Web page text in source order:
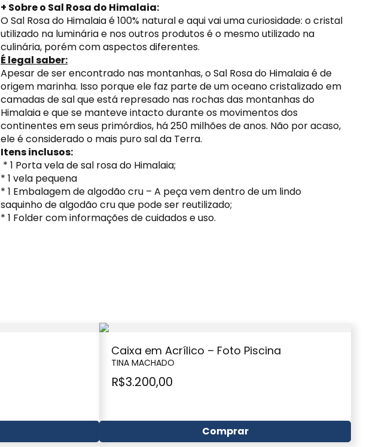
+ Sobre o Sal Rosa do Himalaia:
O Sal Rosa do Himalaia é 100% natural e aqui vai uma curiosidade: o cristal
utilizado na luminária e nos outros produtos é o mesmo utilizado na
culinária, porém com aspectos diferentes.
É legal saber:
Apesar de ser encontrado nas montanhas, o Sal Rosa do Himalaia é de
origem marinha. Isso porque ele faz parte de um oceano cristalizado em
camadas de sal que está represado nas rochas das montanhas do
Himalaia e que se manteve intacto durante os movimentos dos
continentes em seus primórdios, há 250 milhões de anos. Não por acaso,
ele é considerado o mais puro sal da Terra.
Itens inclusos:
* 1 Porta vela de sal rosa do Himalaia;
* 1 vela pequena
* 1 Embalagem de algodão cru – A peça vem dentro de um lindo
saquinho de algodão cru que pode ser reutilizado;
* 1 Folder com informações de cuidados e uso.
Caixa em Acrílico – Foto Piscina
TINA MACHADO
R$3.200,00
Comprar